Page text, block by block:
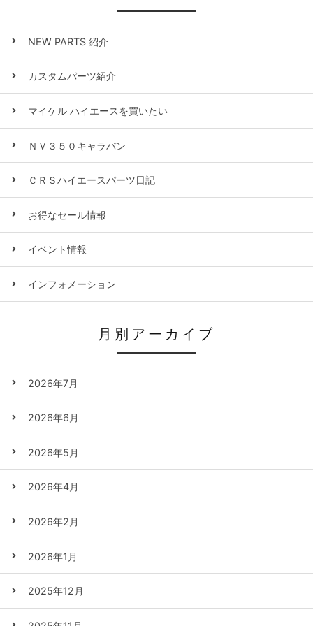
NEW PARTS 紹介
カスタムパーツ紹介
マイケル ハイエースを買いたい
ＮＶ３５０キャラバン
ＣＲＳハイエースパーツ日記
お得なセール情報
イベント情報
インフォメーション
月別アーカイブ
2026年7月
2026年6月
2026年5月
2026年4月
2026年2月
2026年1月
2025年12月